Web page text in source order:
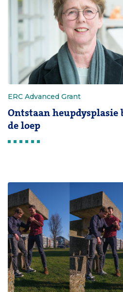
ERC Advanced Grant
Ontstaan heupdysplasie
de loep